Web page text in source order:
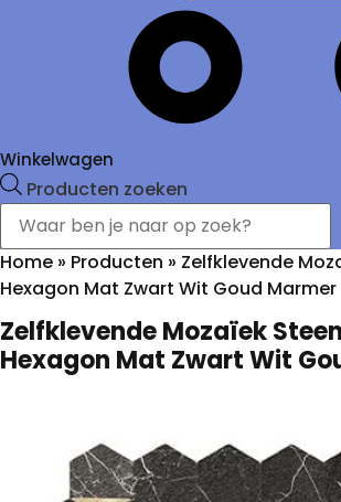
Winkelwagen
Producten zoeken
Home » Producten » Zelfklevende
Hexagon Mat Zwart Wit Goud Marmer
Zelfklevende Mozaïek
Hexagon Mat Zwart Wit